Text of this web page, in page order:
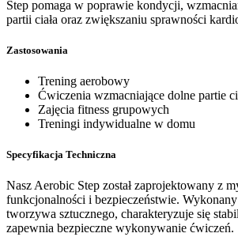
Step pomaga w poprawie kondycji,
partii ciała oraz zwiększaniu sprawności
Zastosowania
Trening aerobowy
Ćwiczenia wzmacniające dolne partie
Zajęcia fitness grupowych
Treningi indywidualne w domu
Specyfikacja Techniczna
Nasz Aerobic Step został zaprojektowany z
funkcjonalności i bezpieczeństwie.
tworzywa sztucznego, charakteryzuje się
zapewnia bezpieczne wykonywanie ćwiczeń.